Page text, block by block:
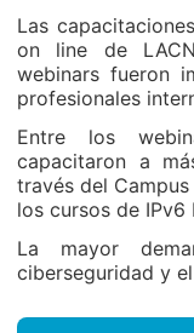
Las
on line de
webinars fueron
profesionales
Entre los
capacitaron a
través del
los cursos de IPv6
La mayor
ciberseguridad y